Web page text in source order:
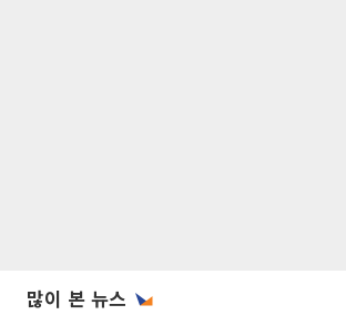
많이 본 뉴스